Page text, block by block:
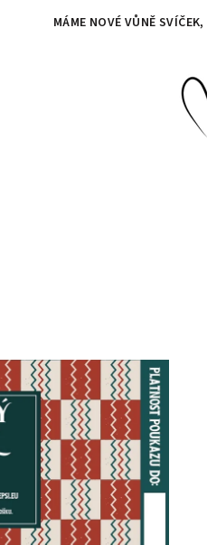
MÁME NOVÉ VŮNĚ